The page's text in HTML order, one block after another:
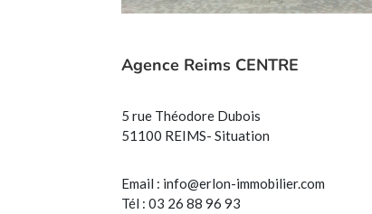
Agence Reims CENTRE
5 rue Théodore Dubois
51100 REIMS- Situation
Email : info@erlon-immobilier.com
Tél : 03 26 88 96 93